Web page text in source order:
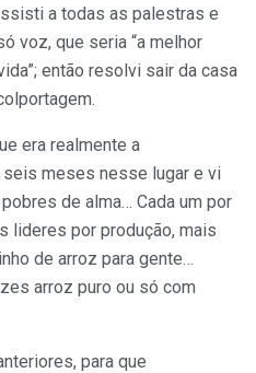
a todas as palestras e
voz, que seria “a melhor
então resolvi sair da casa
era realmente a
meses nesse lugar e vi
de alma… Cada um por
lideres por produção, mais
de arroz para gente…
arroz puro ou só com
para que